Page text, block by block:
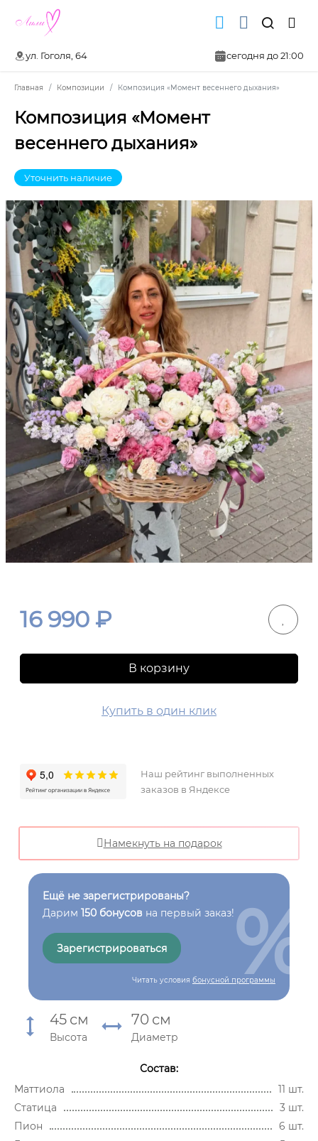
ул. Гоголя, 64 сегодня до 21:00
Главная Композиции Композиция «Момент весеннего дыхания»
Композиция «Момент
весеннего дыхания»
Уточнить наличие
16 990 ₽
В корзину
Купить в один клик
Наш рейтинг выполненных
заказов в Яндексе
Намекнуть на подарок
Ещё не зарегистрированы?
Дарим 150 бонусов на первый заказ!
Зарегистрироваться
Читать условия бонусной программы
%
45 см
Высота
70 см
Диаметр
Состав:
Маттиола
11 шт.
Статица
3 шт.
Пион
6 шт.